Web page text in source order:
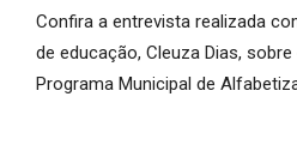
Confira a entrevista realizada
de educação, Cleuza Dias,
Programa Municipal de